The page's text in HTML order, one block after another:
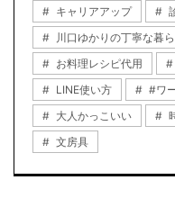
キャリアアップ
川口ゆかりの丁寧な暮
お料理レシピ代用
LINE使い方
#ワ
大人かっこいい
文房具